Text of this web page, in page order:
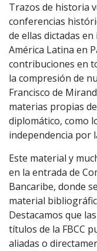
Trazos de historia
conferencias
de ellas dictadas
América Latina en
contribuciones en
la compresión de
Francisco de
materias propias
diplomático, como
independencia por
Este material y
en la entrada de
Bancaribe, donde
material
Destacamos que
títulos de la FBCC
aliadas o